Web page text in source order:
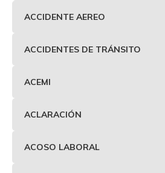
ACCIDENTE AEREO
ACCIDENTES DE TRÁNSITO
ACEMI
ACLARACIÓN
ACOSO LABORAL